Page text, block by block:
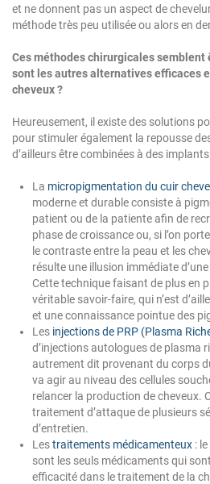
et ne donnent pas un aspect de
méthode très peu utilisée ou alors en
Ces méthodes chirurgicales semblent
sont les autres alternatives efficaces
cheveux ?
Heureusement, il existe des solutions
pour stimuler également la repousse
d’ailleurs être combinées à des
La micropigmentation du cuir
moderne et durable consiste à
patient ou de la patiente afin de
phase de croissance ou, si l’on
le contraste entre la peau et les
résulte une illusion immédiate
Cette technique faisant de plus en
véritable savoir-faire, qui n’est
et une connaissance pointue des
Les injections de PRP (Plasma
d’injections autologues de plasma
autrement dit provenant du corps
va agir au niveau des cellules
relancer la production de cheveux.
traitement d’attaque de plusieurs
d’entretien.
Lestraitements médicamenteux :
sont les seuls médicaments qui
efficacité dans le traitement de la